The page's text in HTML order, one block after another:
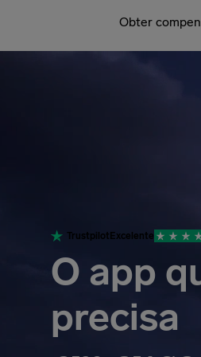
Obter
Trustpilot Excelente
O app
precisa